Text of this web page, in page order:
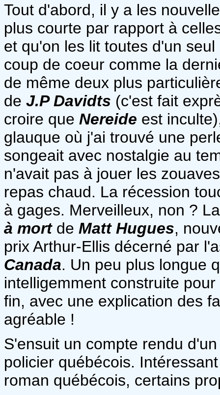
Tout d'abord, il y a les
plus courte par rapport à
et qu'on les lit toutes d'un
coup de coeur comme la
de même deux plus
de J.P Davidts (c'est fait
croire que Nereide est
glauque où j'ai trouvé une
songeait avec nostalgie au
n'avait pas à jouer les
repas chaud. La récession
à gages. Merveilleux, non ?
à mortde Matt Hugues,
prix Arthur-Ellis décerné par
Canada. Un peu plus longue
intelligemment construite
fin, avec une explication des
agréable !
S'ensuit un compte rendu
policier québécois.
roman québécois, certains